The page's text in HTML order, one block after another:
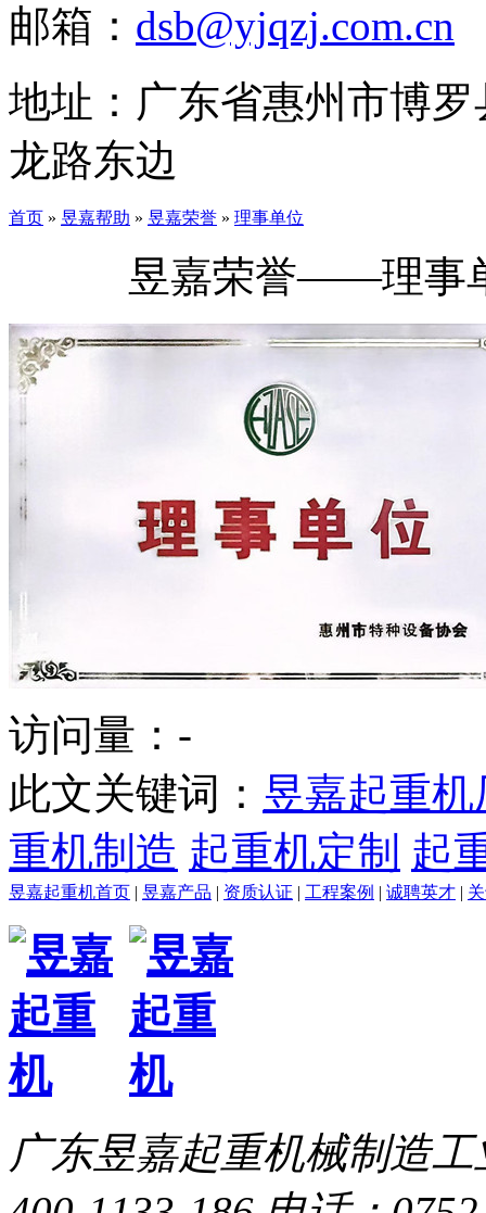
邮箱： dsb@yjqzj.com.cn
地址：广东省惠州市博
龙路东边
首页 » 昱嘉帮助 » 昱嘉荣誉 » 理事单位
昱嘉荣誉——理事
访问量： -
此文关键词： 昱嘉起重机
重机制造 起重机定制 起
昱嘉起重机首页 | 昱嘉产品 | 资质认证 | 工程案例 | 诚聘英才 |
广东昱嘉起重机械制造